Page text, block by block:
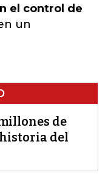
el control de
un
de
del